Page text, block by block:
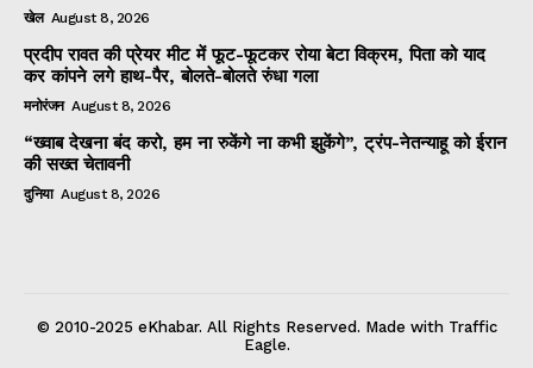
खेल August 8, 2026
प्रदीप रावत की प्रेयर मीट में फूट-फूटकर रोया बेटा विक्रम, पिता को याद
कर कांपने लगे हाथ-पैर, बोलते-बोलते रुंधा गला
मनोरंजन August 8, 2026
“ख्वाब देखना बंद करो, हम ना रुकेंगे ना कभी झुकेंगे”, ट्रंप-नेतन्याहू को ईरान
की सख्त चेतावनी
दुनिया August 8, 2026
© 2010-2025 eKhabar. All Rights Reserved. Made with Traffic
Eagle.